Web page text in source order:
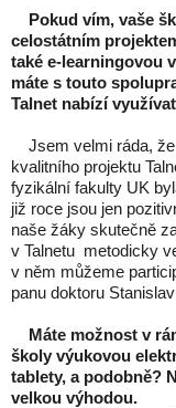
Pokud vím, vaše
celostátním
také e-learningovou
máte s touto
Talnet nabízí
Jsem velmi ráda, že
kvalitního projektu
fyzikální fakulty UK
již roce jsou jen
naše žáky skutečně
v Talnetu metodicky
v něm můžeme
panu doktoru
Máte možnost v
školy výukovou
tablety, a podobně?
velkou výhodou.